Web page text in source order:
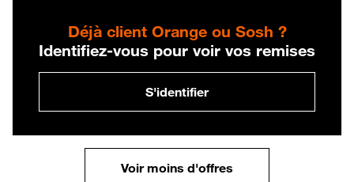
Déjà client Orange ou Sosh ?
Identifiez-vous pour voir vos remises
S'identifier
Voir moins d'offres